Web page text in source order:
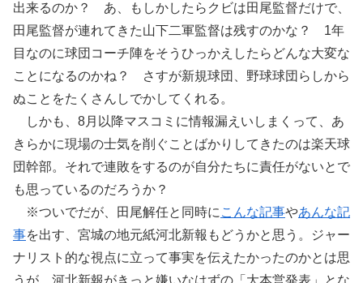
出来るのか？ あ、もしかしたらクビは田尾監督だけで、
田尾監督が連れてきた山下二軍監督は残すのかな？ 1年
目なのに球団コーチ陣をそうひっかえしたらどんな大変な
ことになるのかね？ さすが新規球団、野球球団らしから
ぬことをたくさんしでかしてくれる。
しかも、8月以降マスコミに情報漏えいしまくって、あ
きらかに現場の士気を削ぐことばかりしてきたのは楽天球
団幹部。それで連敗をするのが自分たちに責任がないとで
も思っているのだろうか？
※ついでだが、田尾解任と同時に こんな記事やあんな記
事を出す、宮城の地元紙河北新報もどうかと思う。ジャー
ナリスト的な視点に立って事実を伝えたかったのかとは思